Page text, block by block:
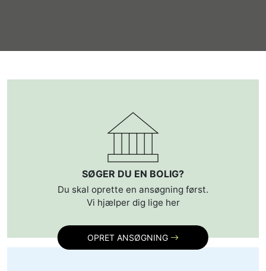
SØGER DU EN BOLIG?
Du skal oprette en ansøgning først.
Vi hjælper dig lige her
OPRET ANSØGNING